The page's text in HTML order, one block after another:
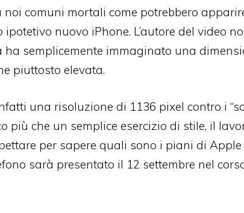
comuni mortali come potrebbero
nuovo iPhone. L’autore del video
semplicemente immaginato una
piuttosto elevata.
una risoluzione di 1136 pixel contro i
più che un semplice esercizio di stile, il
per sapere quali sono i piani di Apple
sarà presentato il 12 settembre nel